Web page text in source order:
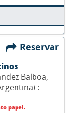
Reservar
Balboa,
:
papel.